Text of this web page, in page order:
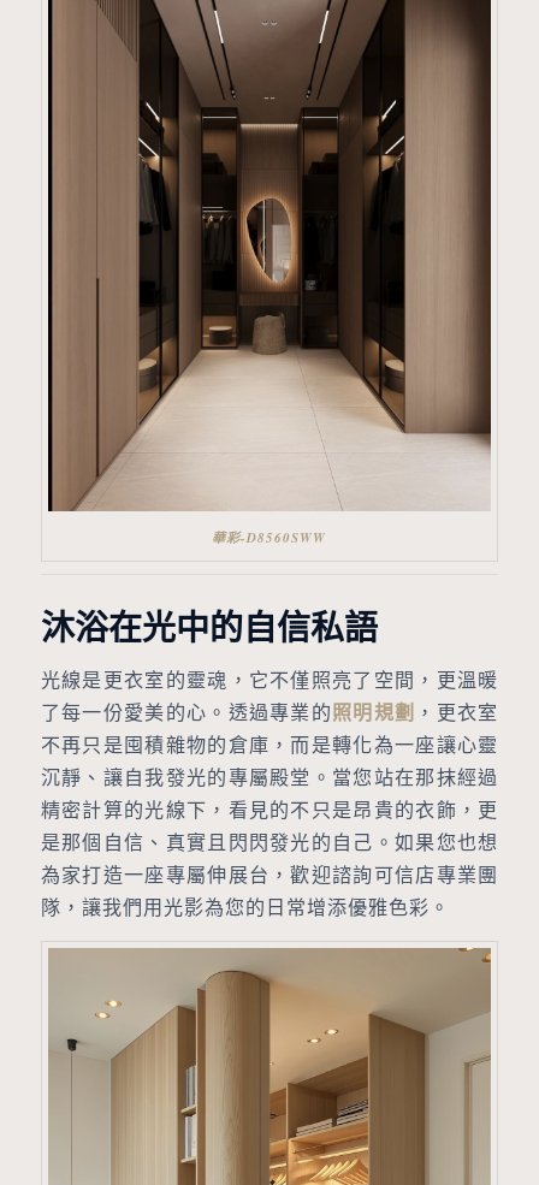
華彩-D8560SWW
沐浴在光中的自信私語
光線是更衣室的靈魂，它不僅照亮了空間，更溫暖
了每一份愛美的心。透過專業的照明規劃 ，更衣室
不再只是囤積雜物的倉庫，而是轉化為一座讓心靈
沉靜、讓自我發光的專屬殿堂。當您站在那抹經過
精密計算的光線下，看見的不只是昂貴的衣飾，更
是那個自信、真實且閃閃發光的自己。如果您也想
為家打造一座專屬伸展台，歡迎諮詢可信店專業團
隊，讓我們用光影為您的日常增添優雅色彩。